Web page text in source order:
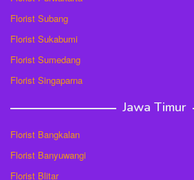
Florist Subang
Florist Sukabumi
Florist Sumedang
Florist Singaparna
Jawa Timur
Florist Bangkalan
Florist Banyuwangi
Florist Blitar